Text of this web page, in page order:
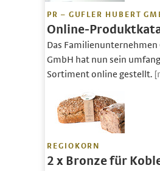
PR – GUFLER HUBERT
Online-
Das
GmbH hat nun sein
Sortiment online gestellt.
REGIOKORN
2 x Bronze für